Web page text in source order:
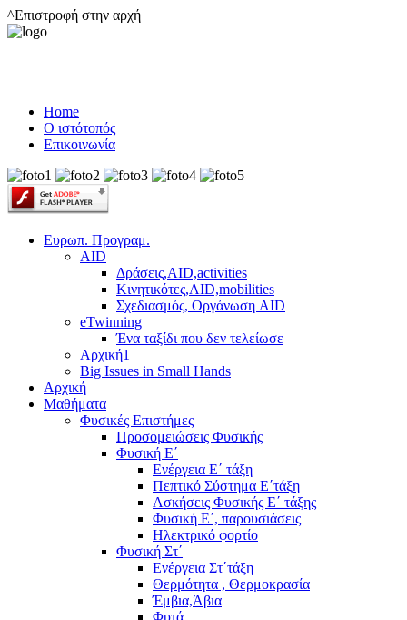
^Επιστροφή στην αρχή
Home
Ο ιστότοπός
Επικοινωνία
Ευρωπ. Προγραμ.
AID
Δράσεις,AID,activities
Κινητικότες,AID,mobilities
Σχεδιασμός, Οργάνωση AID
eTwinning
Ένα ταξίδι που δεν τελείωσε
Αρχική1
Big Issues in Small Hands
Αρχική
Μαθήματα
Φυσικές Επιστήμες
Προσομειώσεις Φυσικής
Φυσική Ε΄
Ενέργεια Ε΄ τάξη
Πεπτικό Σύστημα Ε΄τάξη
Ασκήσεις Φυσικής Ε΄ τάξης
Φυσική Ε΄, παρουσιάσεις
Ηλεκτρικό φορτίο
Φυσική Στ΄
Ενέργεια Στ΄τάξη
Θερμότητα , Θερμοκρασία
Έμβια,Άβια
Φυτά